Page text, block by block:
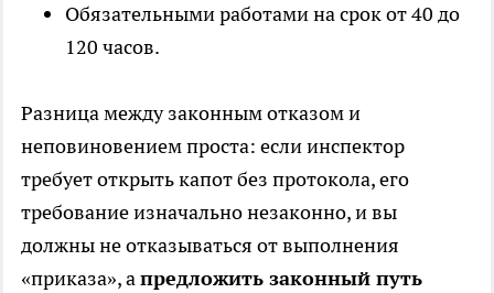
Обязательными работами на срок от 40 до
120 часов.
Разница между законным отказом и
неповиновением проста: если инспектор
требует открыть капот без протокола, его
требование изначально незаконно, и вы
должны не отказываться от выполнения
«приказа», апредложить законный путь